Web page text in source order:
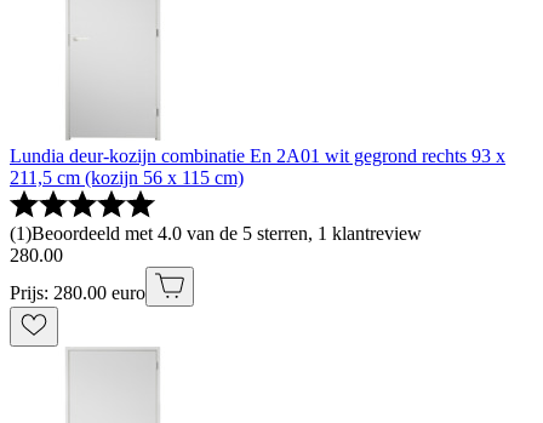
Lundia deur-kozijn combinatie En 2A01 wit gegrond rechts 93 x
211,5 cm (kozijn 56 x 115 cm)
(1)Beoordeeld met 4.0 van de 5 sterren, 1 klantreview
280.00
Prijs: 280.00 euro